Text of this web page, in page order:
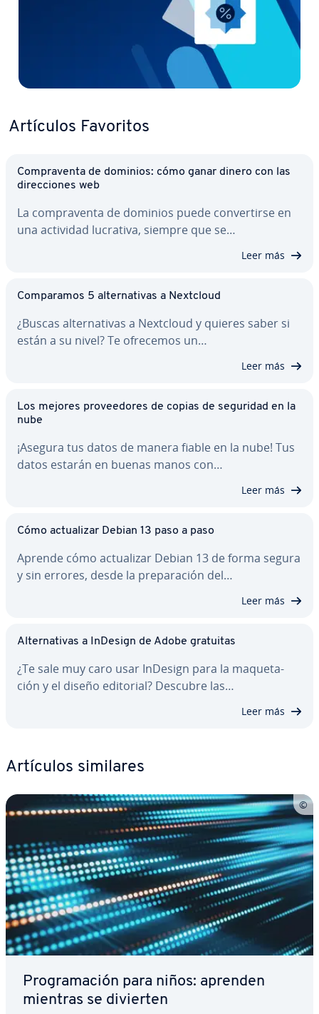
Artículos Favoritos
Co­m­pra­ve­n­ta de dominios: cómo ganar dinero con las
di­re­c­cio­nes web
La co­m­pra­ve­n­ta de dominios puede co­n­ve­r­ti­r­se en
una actividad lucrativa, siempre que se…
Leer más
Co­m­pa­ra­mos 5 al­te­r­na­ti­vas a Nextcloud
¿Buscas al­te­r­na­ti­vas a Nextcloud y quieres saber si
están a su nivel? Te ofrecemos un…
Leer más
Los mejores pro­vee­do­res de copias de seguridad en la
nube
¡Asegura tus datos de manera fiable en la nube! Tus
datos estarán en buenas manos con…
Leer más
Cómo ac­tua­li­zar Debian 13 paso a paso
Aprende cómo ac­tua­li­zar Debian 13 de forma segura
y sin errores, desde la pre­pa­ra­ción del…
Leer más
Al­te­r­na­ti­vas a InDesign de Adobe gratuitas
¿Te sale muy caro usar InDesign para la ma­que­ta­
ción y el diseño editorial? Descubre las…
Leer más
Artículos similares
Pro­gra­ma­ción para niños: aprenden
mientras se divierten